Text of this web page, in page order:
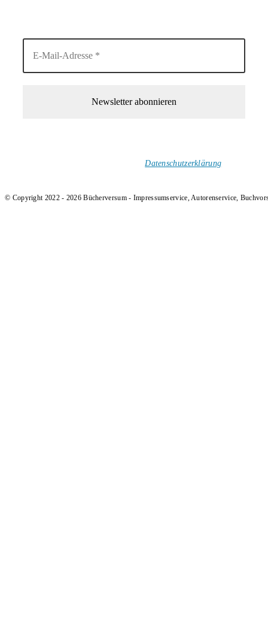
Datenschutzerklärung
© Copyright 2022 - 2026 Bücherversum - Impressumservice, Autorenservice,